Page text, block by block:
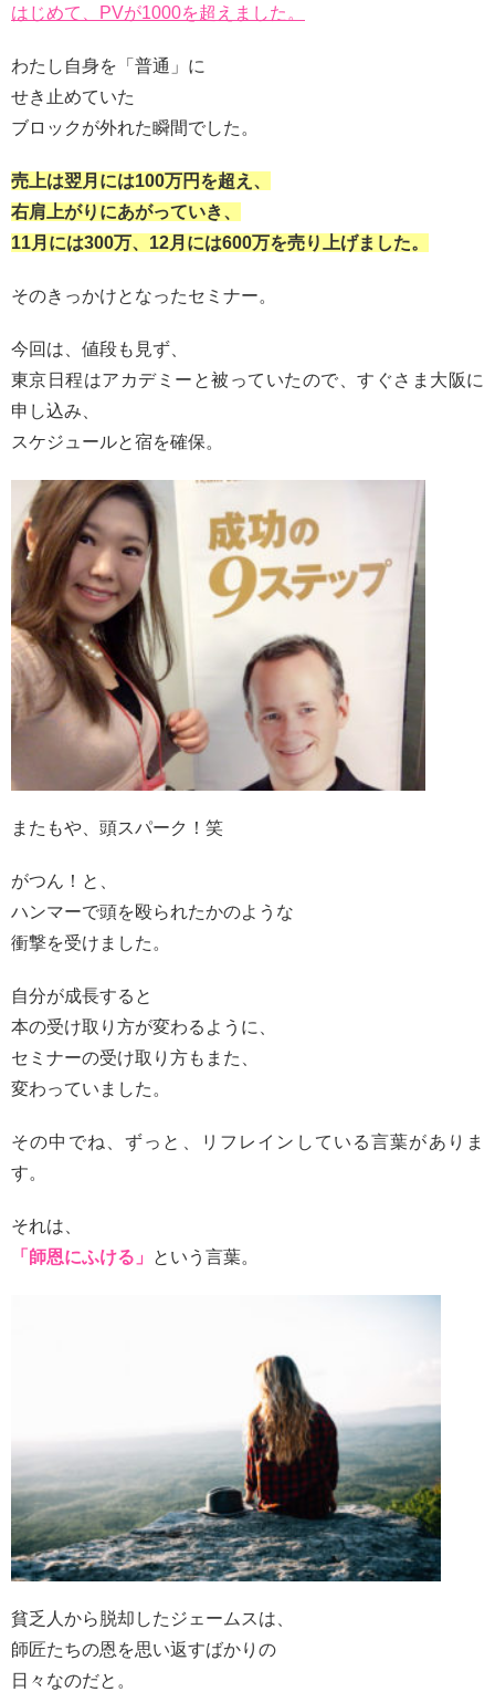
はじめて、PVが1000を超えました。
わたし自身を「普通」に
せき止めていた
ブロックが外れた瞬間でした。
売上は翌月には100万円を超え、
右肩上がりにあがっていき、
11月には300万、12月には600万を売り上げました。
そのきっかけとなったセミナー。
今回は、値段も見ず、
東京日程はアカデミーと被っていたので、すぐさま大阪に
申し込み、
スケジュールと宿を確保。
またもや、頭スパーク！笑
がつん！と、
ハンマーで頭を殴られたかのような
衝撃を受けました。
自分が成長すると
本の受け取り方が変わるように、
セミナーの受け取り方もまた、
変わっていました。
その中でね、ずっと、リフレインしている言葉がありま
す。
それは、
「師恩にふける」
という言葉。
貧乏人から脱却したジェームスは、
師匠たちの恩を思い返すばかりの
日々なのだと。